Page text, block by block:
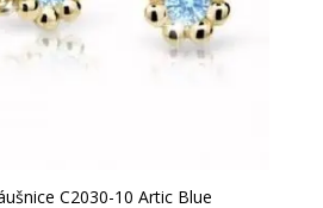
C2030-10 Artic Blue